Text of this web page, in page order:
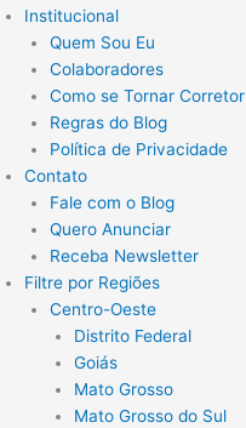
Institucional
Quem Sou Eu
Colaboradores
Como se Tornar Corretor
Regras do Blog
Política de Privacidade
Contato
Fale com o Blog
Quero Anunciar
Receba Newsletter
Filtre por Regiões
Centro-Oeste
Distrito Federal
Goiás
Mato Grosso
Mato Grosso do Sul